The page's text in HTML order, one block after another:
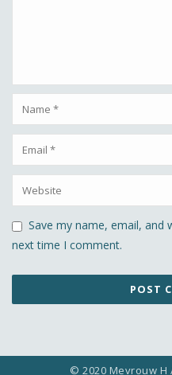
Save my name, email, and
next time I comment.
© 2020 Mevrouw H